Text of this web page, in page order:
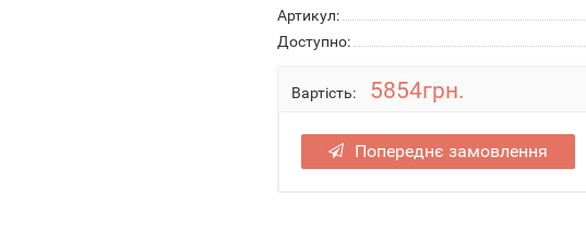
Артикул:
Доступно:
Вартість: 5854грн.
Попереднє замовлення